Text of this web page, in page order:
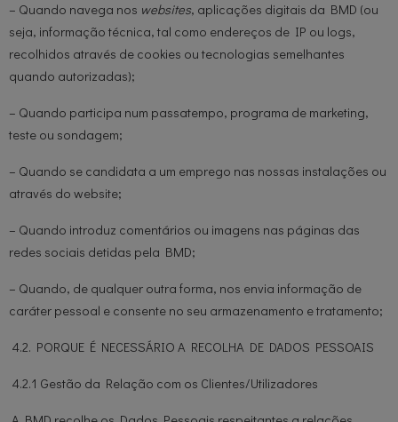
– Quando navega nos websites, aplicações digitais da BMD (ou
seja, informação técnica, tal como endereços de IP ou logs,
recolhidos através de cookies ou tecnologias semelhantes
quando autorizadas);
– Quando participa num passatempo, programa de marketing,
teste ou sondagem;
– Quando se candidata a um emprego nas nossas instalações ou
através do website;
– Quando introduz comentários ou imagens nas páginas das
redes sociais detidas pela BMD;
– Quando, de qualquer outra forma, nos envia informação de
caráter pessoal e consente no seu armazenamento e tratamento;
4.2. PORQUE É NECESSÁRIO A RECOLHA DE DADOS PESSOAIS
4.2.1 Gestão da Relação com os Clientes/Utilizadores